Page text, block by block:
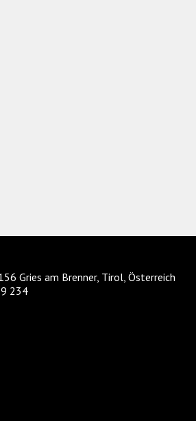
Gries am Brenner, Tirol, Österreich
234